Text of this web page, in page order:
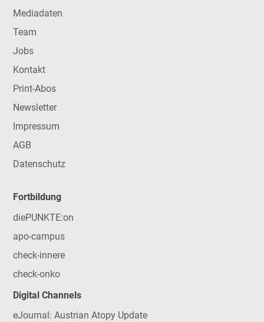
Mediadaten
Team
Jobs
Kontakt
Print-Abos
Newsletter
Impressum
AGB
Datenschutz
Fortbildung
diePUNKTE:on
apo-campus
check-innere
check-onko
Digital Channels
eJournal: Austrian Atopy Update